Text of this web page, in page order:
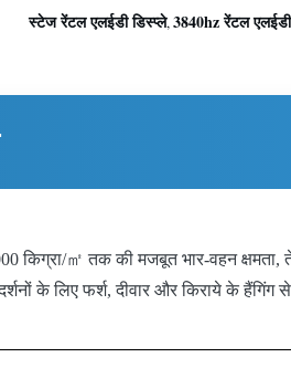
स्टेज रेंटल एलईडी डिस्प्ले,3840hz रेंटल
किग्रा/㎡ तक की मजबूत भार-वहन
के लिए फर्श, दीवार और किराये के हैंगिंग